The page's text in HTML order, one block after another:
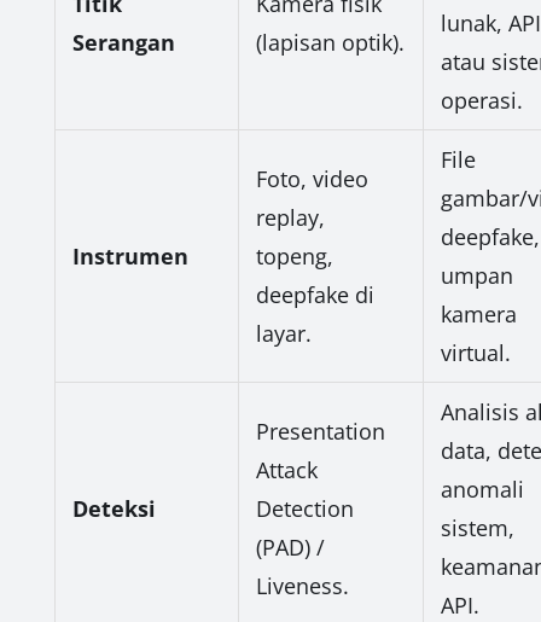
Serangan
(lapisan optik).
lunak,
atau
operasi.
Instrumen
Foto, video
replay,
topeng,
deepfake di
layar.
File
gambar/
deepfake,
umpan
kamera
virtual.
Deteksi
Presentation
Attack
Detection
(PAD) /
Liveness.
Analisis
data,
anomali
sistem,
API.